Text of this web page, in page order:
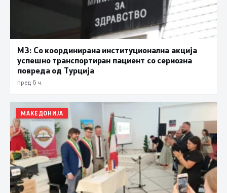
МЗ: Со координирана институционална акција
успешно транспортиран пациент со сериозна
повреда од Турција
пред 6 ч.
МАКЕДОНИЈА